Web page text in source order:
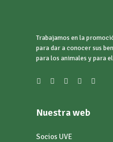
Trabajamos en la
para dar a conocer sus
para los animales y para
Nuestra web
Socios UVE